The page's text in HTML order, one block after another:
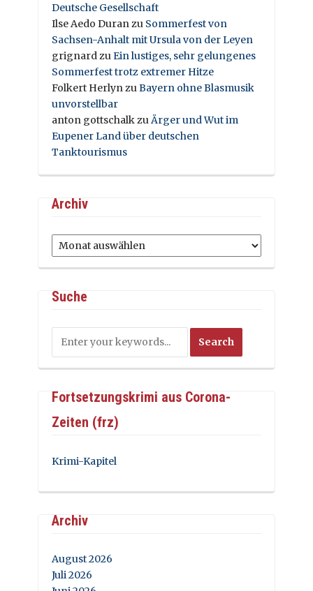
Deutsche Gesellschaft
Ilse Aedo Duran zu Sommerfest von
Sachsen-Anhalt mit Ursula von der Leyen
grignard zu Ein lustiges, sehr gelungenes
Sommerfest trotz extremer Hitze
Folkert Herlyn zu Bayern ohne Blasmusik
unvorstellbar
anton gottschalk zu Ärger und Wut im
Eupener Land über deutschen
Tanktourismus
Archiv
Archiv
Suche
Fortsetzungskrimi aus Corona-
Zeiten (frz)
Krimi-Kapitel
Archiv
August 2026
Juli 2026